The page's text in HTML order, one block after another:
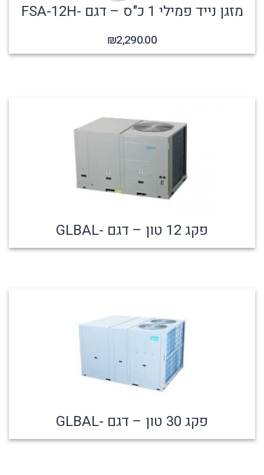
מזגן נייד פמילי 1 כ"ס – דגם -FSA-12H
₪2,290.00
פקג 12 טון – דגם -GLBAL
פקג 30 טון – דגם -GLBAL